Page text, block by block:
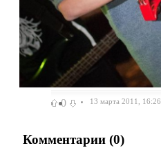
0 13 марта 2011, 16:26
Комментарии (0)